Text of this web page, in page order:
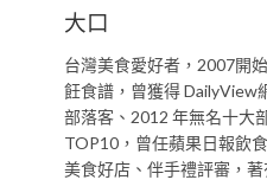
大口
台灣美食愛好者，2007開
飪食譜，曾獲得 DailyView
部落客、2012 年無名十大
TOP10，曾任蘋果日報飲
美食好店、伴手禮評審，